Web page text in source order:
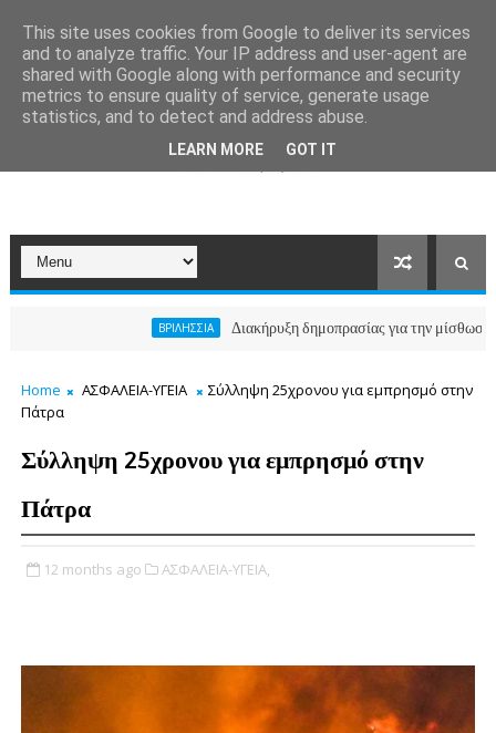
ΒΡΙΛΗΣΣΙΑ Διακήρυξη δημοπρασίας για την μίσθωση
Home ΑΣΦΑΛΕΙΑ-ΥΓΕΙΑ
Σύλληψη 25χρονου για εμπρησμό στην
Πάτρα
Σύλληψη 25χρονου για εμπρησμό στην
Πάτρα
12 months ago ΑΣΦΑΛΕΙΑ-ΥΓΕΙΑ,
This site uses cookies from Google to deliver its services
and to analyze traffic. Your IP address and user-agent are
shared with Google along with performance and security
metrics to ensure quality of service, generate usage
statistics, and to detect and address abuse.
LEARN MORE GOT IT